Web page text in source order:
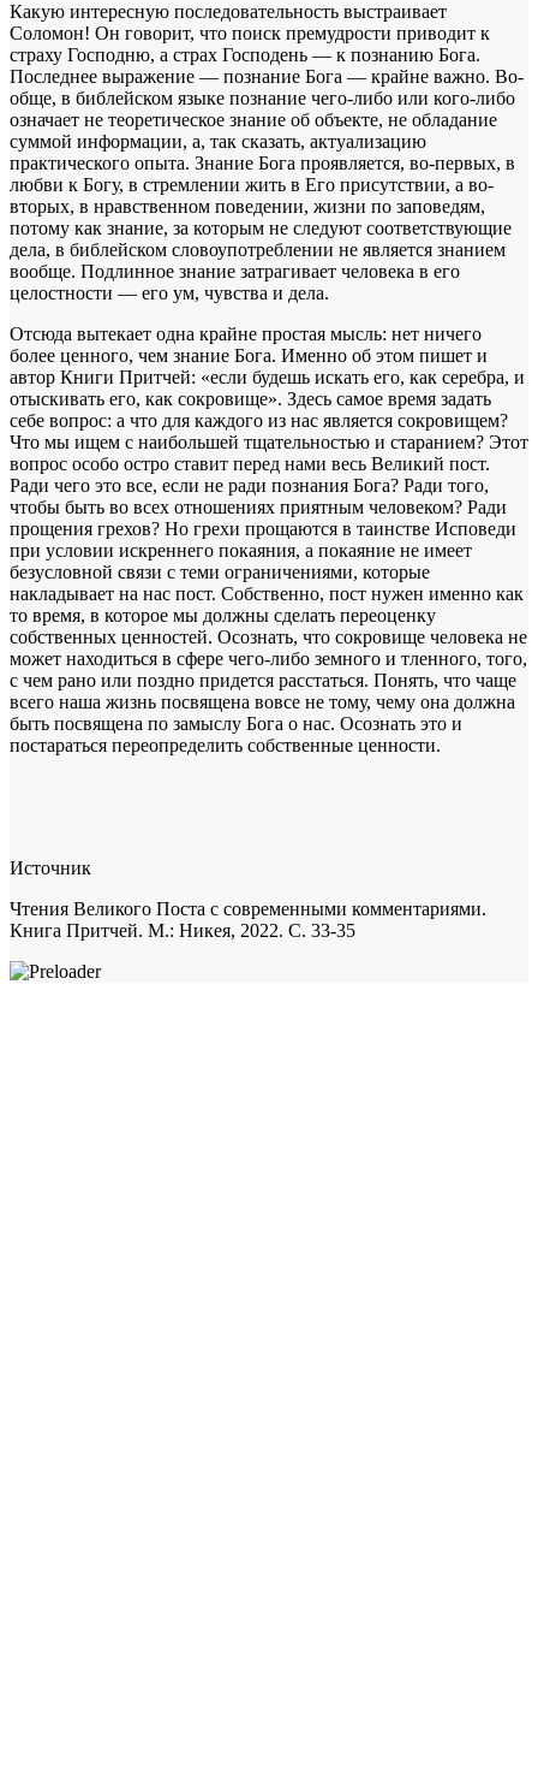
Какую интересную последовательность вы­страивает
Соломон! Он говорит, что поиск пре­мудрости приводит к
страху Господню, а страх Господень — к познанию Бога.
Последнее вы­ражение — познание Бога — крайне важно. Во­
обще, в библейском языке познание чего-либо или кого-либо
означает не теоретическое зна­ние об объекте, не обладание
суммой информа­ции, а, так сказать, актуализацию
практическо­го опыта. Знание Бога проявляется, во-первых, в
любви к Богу, в стремлении жить в Его при­сутствии, а во-
вторых, в нравственном поведе­нии, жизни по заповедям,
потому как знание, за которым не следуют соответствующие
дела, в библейском словоупотреблении не является знанием
вообще. Подлинное знание затраги­вает человека в его
целостности — его ум, чув­ства и дела.
Отсюда вытекает одна крайне простая мысль: нет ничего
более ценного, чем знание Бога. Именно об этом пишет и
автор Книги Притчей: «если будешь искать его, как серебра, и
отыскивать его, как сокровище». Здесь самое время задать
себе вопрос: а что для каждого из нас является сокровищем?
Что мы ищем с наи­большей тщательностью и старанием? Этот
во­прос особо остро ставит перед нами весь Ве­ликий пост.
Ради чего это все, если не ради познания Бога? Ради того,
чтобы быть во всех отношениях приятным человеком? Ради
про­щения грехов? Но грехи прощаются в таинстве Исповеди
при условии искреннего покаяния, а покаяние не имеет
безусловной связи с теми ограничениями, которые
накладывает на нас пост. Собственно, пост нужен именно как
то время, в которое мы должны сделать переоцен­ку
собственных ценностей. Осознать, что со­кровище человека не
может находиться в сфе­ре чего-либо земного и тленного, того,
с чем рано или поздно придется расстаться. Понять, что чаще
всего наша жизнь посвящена вовсе не тому, чему она должна
быть посвящена по за­мыслу Бога о нас. Осознать это и
постараться переопределить собственные ценности.
Источник
Чтения Великого Поста с современными комментариями.
Книга Притчей. М.: Никея, 2022. С. 33-35